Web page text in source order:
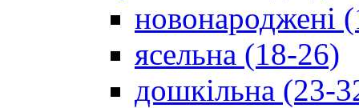
новонароджені
ясельна (18-26)
дошкільна (23-